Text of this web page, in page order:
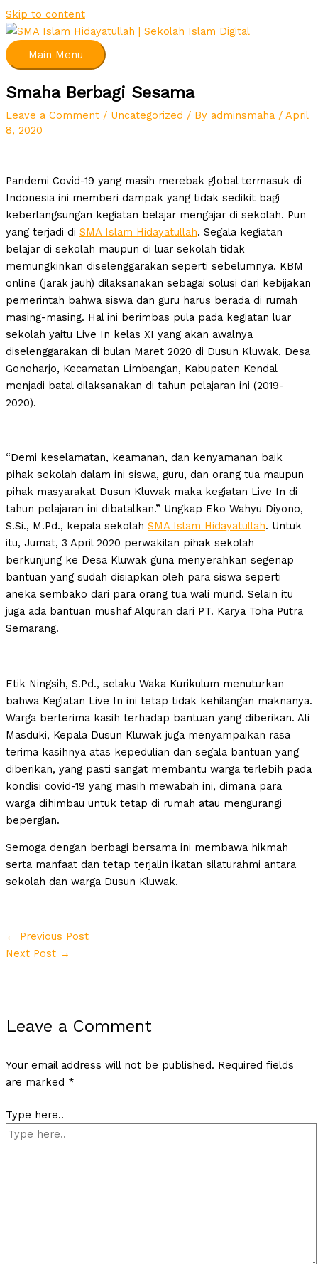
Skip to content
Main Menu
Smaha Berbagi Sesama
Leave a Comment / Uncategorized / By adminsmaha / April
8, 2020
Pandemi Covid-19 yang masih merebak global termasuk di
Indonesia ini memberi dampak yang tidak sedikit bagi
keberlangsungan kegiatan belajar mengajar di sekolah. Pun
yang terjadi di SMA Islam Hidayatullah. Segala kegiatan
belajar di sekolah maupun di luar sekolah tidak
memungkinkan diselenggarakan seperti sebelumnya. KBM
online (jarak jauh) dilaksanakan sebagai solusi dari kebijakan
pemerintah bahwa siswa dan guru harus berada di rumah
masing-masing. Hal ini berimbas pula pada kegiatan luar
sekolah yaitu Live In kelas XI yang akan awalnya
diselenggarakan di bulan Maret 2020 di Dusun Kluwak, Desa
Gonoharjo, Kecamatan Limbangan, Kabupaten Kendal
menjadi batal dilaksanakan di tahun pelajaran ini (2019-
2020).
“Demi keselamatan, keamanan, dan kenyamanan baik
pihak sekolah dalam ini siswa, guru, dan orang tua maupun
pihak masyarakat Dusun Kluwak maka kegiatan Live In di
tahun pelajaran ini dibatalkan.” Ungkap Eko Wahyu Diyono,
S.Si., M.Pd., kepala sekolah SMA Islam Hidayatullah. Untuk
itu, Jumat, 3 April 2020 perwakilan pihak sekolah
berkunjung ke Desa Kluwak guna menyerahkan segenap
bantuan yang sudah disiapkan oleh para siswa seperti
aneka sembako dari para orang tua wali murid. Selain itu
juga ada bantuan mushaf Alquran dari PT. Karya Toha Putra
Semarang.
Etik Ningsih, S.Pd., selaku Waka Kurikulum menuturkan
bahwa Kegiatan Live In ini tetap tidak kehilangan maknanya.
Warga berterima kasih terhadap bantuan yang diberikan. Ali
Masduki, Kepala Dusun Kluwak juga menyampaikan rasa
terima kasihnya atas kepedulian dan segala bantuan yang
diberikan, yang pasti sangat membantu warga terlebih pada
kondisi covid-19 yang masih mewabah ini, dimana para
warga dihimbau untuk tetap di rumah atau mengurangi
bepergian.
Semoga dengan berbagi bersama ini membawa hikmah
serta manfaat dan tetap terjalin ikatan silaturahmi antara
sekolah dan warga Dusun Kluwak.
← Previous Post
Next Post →
Leave a Comment
Your email address will not be published. Required fields
are marked *
Type here..